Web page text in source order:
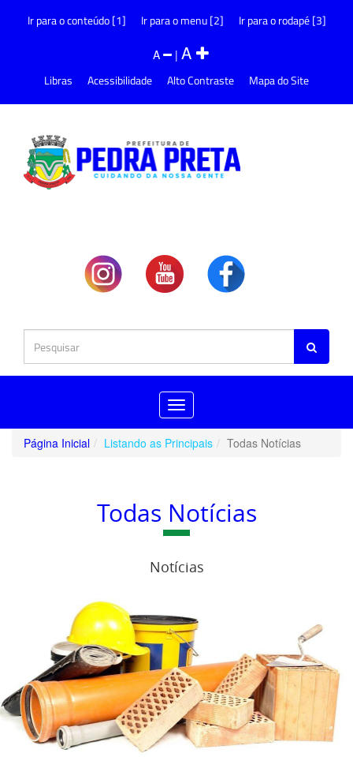
Ir para o conteúdo [1] Ir para o menu [2] Ir para o rodapé [3]
A |A
Libras Acessibilidade Alto Contraste Mapa do Site
Toggle
navigation
Página Inicial
Listando as Principais Todas Notícias
Todas Notícias
Notícias